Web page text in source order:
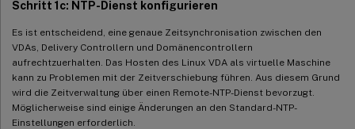
Schritt 1c: NTP-Dienst konfigurieren
Es ist entscheidend, eine genaue Zeitsynchronisation zwischen den
VDAs, Delivery Controllern und Domänencontrollern
aufrechtzuerhalten. Das Hosten des Linux VDA als virtuelle Maschine
kann zu Problemen mit der Zeitverschiebung führen. Aus diesem Grund
wird die Zeitverwaltung über einen Remote-NTP-Dienst bevorzugt.
Möglicherweise sind einige Änderungen an den Standard-NTP-
Einstellungen erforderlich.